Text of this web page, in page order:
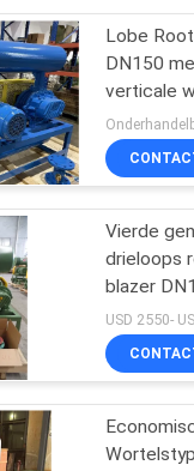
Lobe
DN150
verticale
Vierde
drieloops
blazer